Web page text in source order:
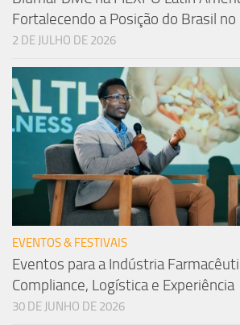
Fortalecendo a Posição do Brasil no
2 DE JULHO DE 2026
EVENTOS & FESTIVAIS
Eventos para a Indústria
Compliance, Logística e Experiência
30 DE JUNHO DE 2026